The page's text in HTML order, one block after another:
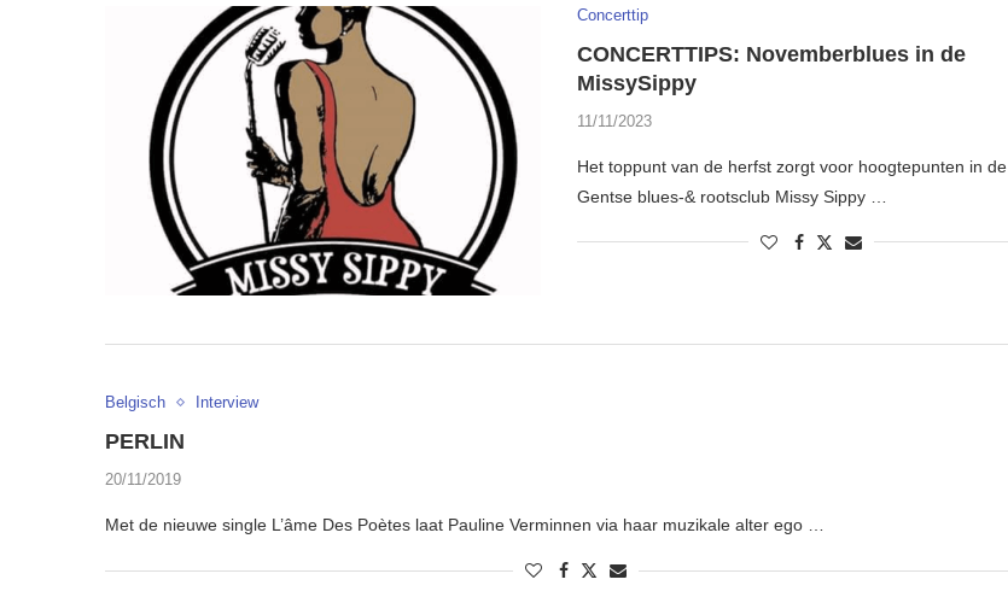
Concerttip
CONCERTTIPS: Novemberblues in de
MissySippy
11/11/2023
Het toppunt van de herfst zorgt voor hoogtepunten in de
Gentse blues-& rootsclub Missy Sippy …
Belgisch Interview
PERLIN
20/11/2019
Met de nieuwe single L’âme Des Poètes laat Pauline Verminnen via haar muzikale alter ego …